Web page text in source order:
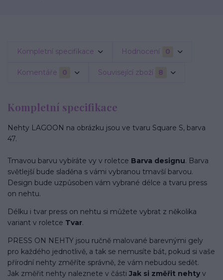
Kompletní specifikace Hodnocení 0
Komentáře 0 Související zboží 8
Kompletní specifikace
Nehty LAGOON na obrázku jsou ve tvaru Square S, barva
47.
Tmavou barvu vybíráte vy v roletce Barva designu. Barva
světlejší bude sladěna s vámi vybranou tmavší barvou.
Design bude uzpůsoben vám vybrané délce a tvaru press
on nehtu.
Délku i tvar press on nehtu si můžete vybrat z několika
variant v roletce Tvar.
PRESS ON NEHTY jsou ručně malované barevnými gely
pro každého jednotlivě, a tak se nemusíte bát, pokud si vaše
přírodní nehty změříte správně, že vám nebudou sedět.
Jak změřit nehty naleznete v části Jak si změřit nehty v